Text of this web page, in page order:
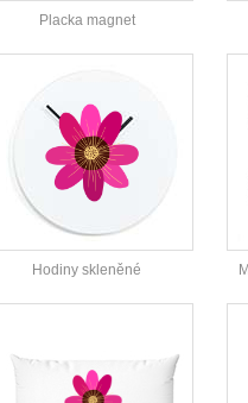
Placka magnet
Hodiny skleněné